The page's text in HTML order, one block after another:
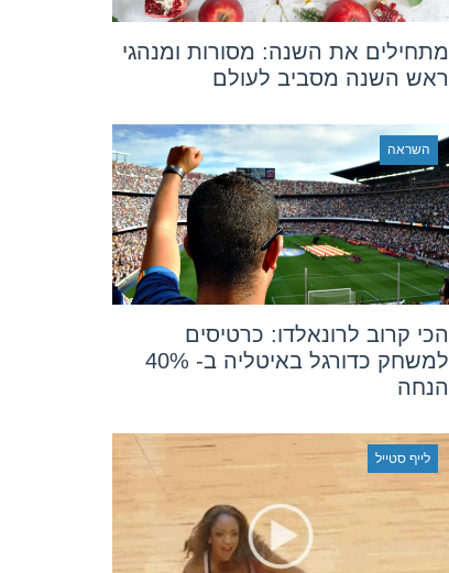
מתחילים את השנה: מסורות ומנהגי
ראש השנה מסביב לעולם
השראה
הכי קרוב לרונאלדו: כרטיסים
למשחק כדורגל באיטליה ב- 40%
הנחה
לייף סטייל